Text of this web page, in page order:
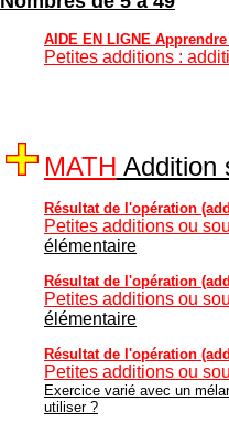
AIDE EN LIGNE
Petites additions :
MATH Addition
Résultat de l'opération
Petites additions ou
élémentaire
Résultat de l'opération
Petites additions ou
élémentaire
Résultat de l'opération
Petites additions ou
Exercice varié avec un
utiliser ?